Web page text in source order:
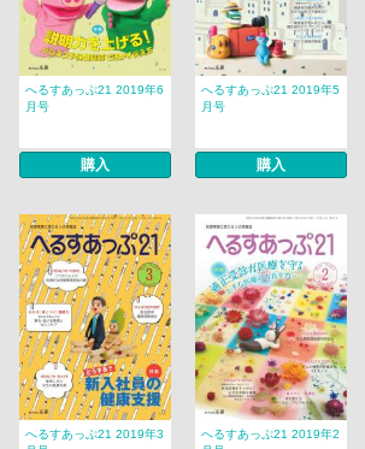
へるすあっぷ21 2019年6
月号
購入
へるすあっぷ21 2019年5
月号
購入
へるすあっぷ21 2019年3
へるすあっぷ21 2019年2